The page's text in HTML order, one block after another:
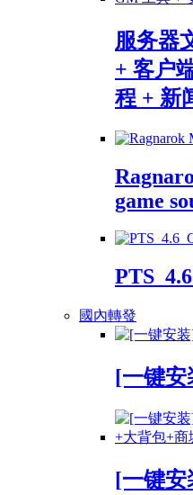
服务器
+ 客户
程 + 新
game
國內轉發
[一键
[一键安